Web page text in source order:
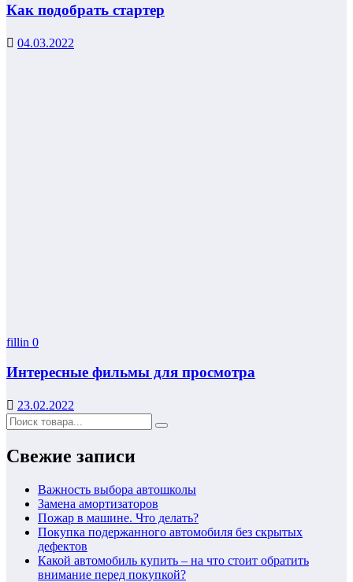
Как подобрать стартер
04.03.2022
fillin 0
Интересные фильмы для просмотра
23.02.2022
Свежие записи
Важность выбора автошколы
Замена амортизаторов
Пожар в машине. Что делать?
Покупка подержанного автомобиля без скрытых
дефектов
Какой автомобиль купить – на что стоит обратить
внимание перед покупкой?